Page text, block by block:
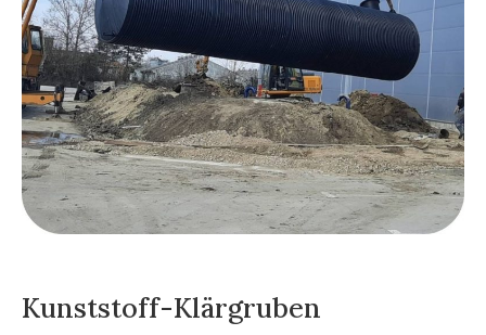
Kunststoff-Klärgruben